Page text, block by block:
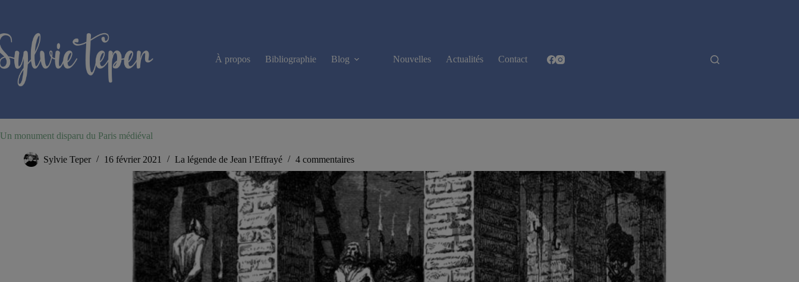
À propos Bibliographie Blog Nouvelles Actualités Contact
Un monument disparu du Paris médiéval
Sylvie Teper 16 février 2021 La légende de Jean l’Effrayé 4 commentaires